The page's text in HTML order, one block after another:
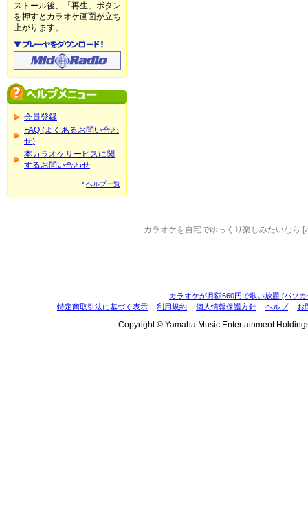
ストール後、「再生」ボタン
を押すとカラオケ画面が立ち
上がります。
会員登録
FAQ (よくあるお問い合わ
せ)
本カラオケサービスに関
するお問い合わせ
ヘルプ一覧
カラオケを自宅でゆっくり楽しみたいなら [
カラオケが月額660円で歌い放題 [パソ
特定商取引法に基づく表示
利用規約 個人情報保護方針 ヘルプ お
Copyright © Yamaha Music Entertainment